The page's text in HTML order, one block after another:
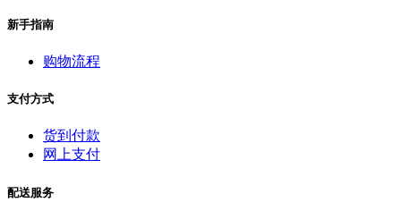
新手指南
购物流程
支付方式
货到付款
网上支付
配送服务